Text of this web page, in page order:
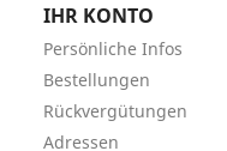
IHR KONTO
Persönliche Infos
Bestellungen
Rückvergütungen
Adressen